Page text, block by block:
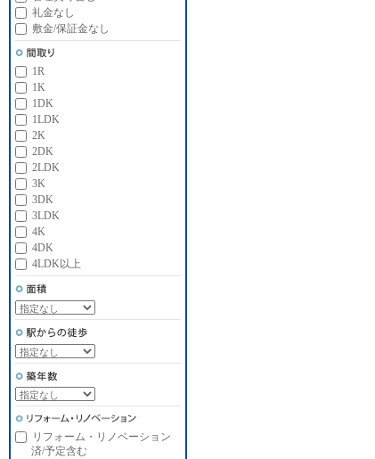
礼金なし
敷金/保証金なし
1R
1K
1DK
1LDK
2K
2DK
2LDK
3K
3DK
3LDK
4K
4DK
4LDK以上
リフォーム・リノベーション
済/予定含む